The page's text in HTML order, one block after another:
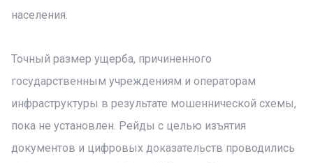
населения.
Точный размер ущерба, причиненного
государственным учреждениям и операторам
инфраструктуры в результате мошеннической схемы,
пока не установлен. Рейды с целью изъятия
документов и цифровых доказательств проводились